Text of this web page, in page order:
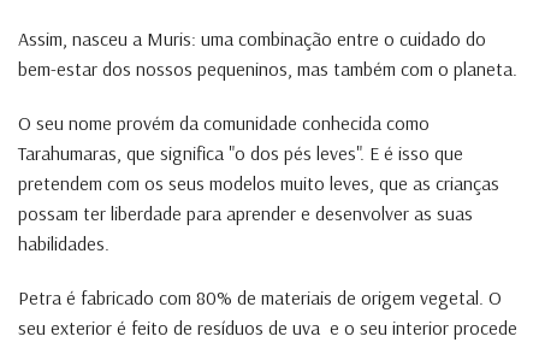
Assim, nasceu a Muris: uma combinação entre o cuidado do
bem-estar dos nossos pequeninos, mas também com o planeta.
O seu nome provém da comunidade conhecida como
Tarahumaras, que significa "o dos pés leves". E é isso que
pretendem com os seus modelos muito leves, que as crianças
possam ter liberdade para aprender e desenvolver as suas
habilidades.
Petra é fabricado com 80% de materiais de origem vegetal. O
seu exterior é feito de resíduos de uva e o seu interior procede